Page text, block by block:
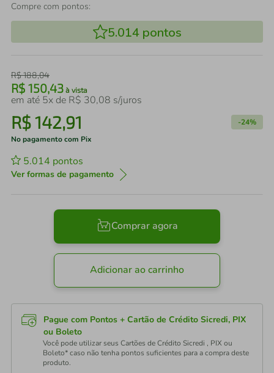
Compre com pontos:
5.014pontos
R$188,04
R$ 150,43 à vista
em até 5x de R$ 30,08 s/juros
R$142,91 -24%
No pagamento com Pix
5.014 pontos
Ver formas de pagamento
Comprar agora
Adicionar ao carrinho
Pague com Pontos + Cartão de Crédito Sicredi, PIX
ou Boleto
Você pode utilizar seus Cartões de Crédito Sicredi , PIX ou
Boleto* caso não tenha pontos suficientes para a compra deste
produto.